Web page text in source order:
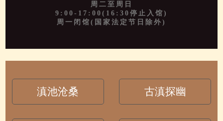
周二至周日
9:00-17:00(16:30停止入馆)
周一闭馆(国家法定节日除外)
滇池沧桑 古滇探幽